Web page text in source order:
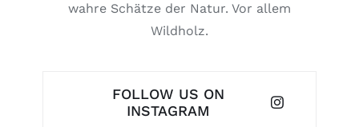
wahre Schätze der Natur. Vor allem
Wildholz.
FOLLOW US ON
INSTAGRAM